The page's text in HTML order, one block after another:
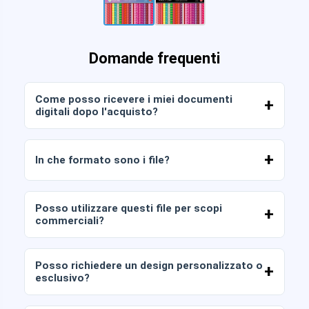
Domande frequenti
Come posso ricevere i miei documenti
digitali dopo l'acquisto?
o dal link inviato alla tua email.
In che formato sono i file?
Alcuni pacchetti includono anche file AI o PDF.
Posso utilizzare questi file per scopi
commerciali?
file così come sono (senza modifiche).
Posso richiedere un design personalizzato o
esclusivo?